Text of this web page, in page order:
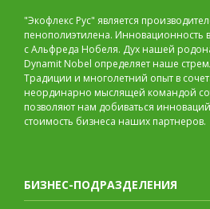
"Экофлекс Рус" является
пенополиэтилена. Инновационность
с Альфреда Нобеля. Дух нашей
Dynamit Nobel определяет наше
Традиции и многолетний опыт в
неординарно мыслящей командой
позволяют нам добиваться
стоимость бизнеса наших партнеров.
БИЗНЕС-ПОДРАЗДЕЛЕНИЯ